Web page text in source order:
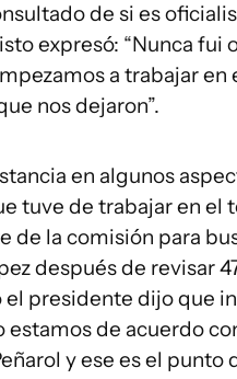
de si es
expresó: “Nunca
a trabajar
nos dejaron”.
en algunos
tuve de trabajar en el
de la comisión para
después de revisar
presidente dijo que
estamos de acuerdo
y ese es el punto